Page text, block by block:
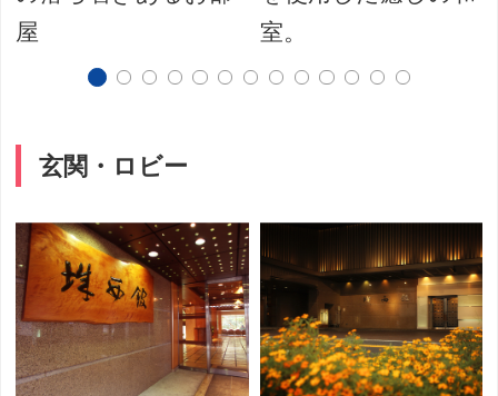
屋
室。
玄関・ロビー